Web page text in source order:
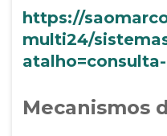
https://
multi24/
Mecanismos